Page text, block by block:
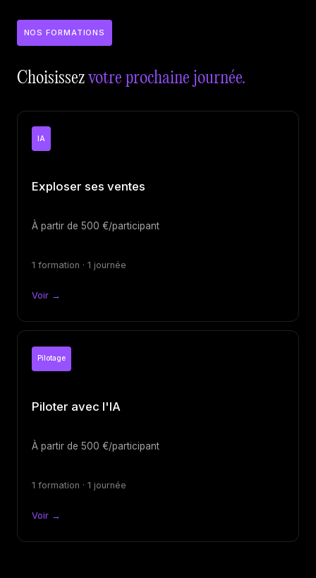
NOS FORMATIONS
Choisissezvotre prochaine journée.
IA
Exploser ses ventes
À partir de 500 €/participant
1 formation · 1 journée
Voir →
Pilotage
Piloter avec l'IA
À partir de 500 €/participant
1 formation · 1 journée
Voir →